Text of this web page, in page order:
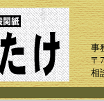
事
〒
相